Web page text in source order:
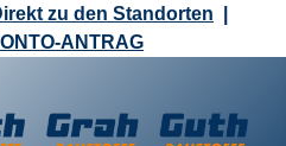
zu den Standorten
ANTRAG